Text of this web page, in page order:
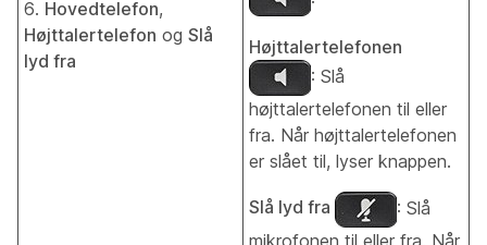
6. Hovedtelefon,
Højttalertelefon og Slå
lyd fra
Højttalertelefonen
: Slå
højttalertelefonen til eller
fra. Når højttalertelefonen
er slået til, lyser knappen.
Slå lyd fra
: Slå
mikrofonen til eller fra. Når